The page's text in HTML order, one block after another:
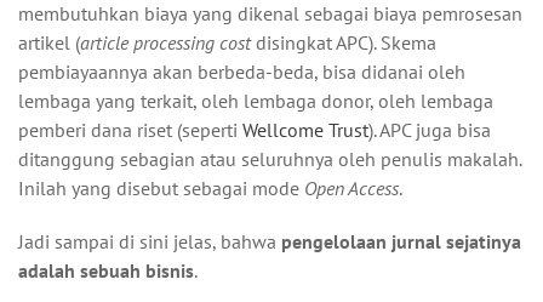
membutuhkan biaya yang dikenal sebagai biaya pemrosesan
artikel (article processing costdisingkat APC). Skema
pembiayaannya akan berbeda-beda, bisa didanai oleh
lembaga yang terkait, oleh lembaga donor, oleh lembaga
pemberi dana riset (seperti Wellcome Trust). APC juga bisa
ditanggung sebagian atau seluruhnya oleh penulis makalah.
Inilah yang disebut sebagai mode Open Access.
Jadi sampai di sini jelas, bahwa pengelolaan jurnal sejatinya
adalah sebuah bisnis.